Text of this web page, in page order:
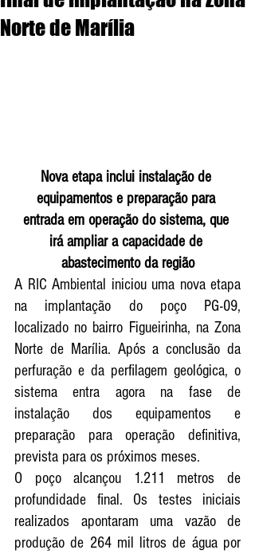
Norte de Marília
Nova etapa inclui instalação de
equipamentos e preparação para
entrada em operação do sistema, que
irá ampliar a capacidade de
abastecimento da região
A RIC Ambiental iniciou uma nova etapa
na implantação do poço PG-09,
localizado no bairro Figueirinha, na Zona
Norte de Marília. Após a conclusão da
perfuração e da perfilagem geológica, o
sistema entra agora na fase de
instalação dos equipamentos e
preparação para operação definitiva,
prevista para os próximos meses.
O poço alcançou 1.211 metros de
profundidade final. Os testes iniciais
realizados apontaram uma vazão de
produção de 264 mil litros de água por